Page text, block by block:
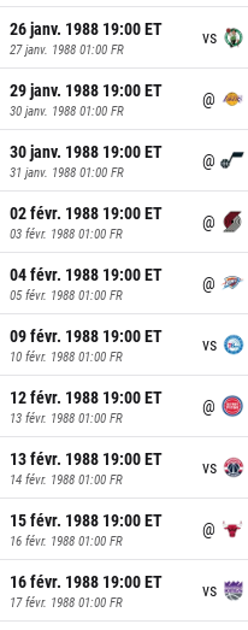
26 janv. 1988 19:00ET
27 janv. 1988 01:00 FR
vs
29 janv. 1988 19:00ET
30 janv. 1988 01:00 FR
@
30 janv. 1988 19:00ET
31 janv. 1988 01:00 FR
@
02 févr. 1988 19:00ET
03 févr. 1988 01:00 FR
@
04 févr. 1988 19:00ET
05 févr. 1988 01:00 FR
@
09 févr. 1988 19:00ET
10 févr. 1988 01:00 FR
vs
12 févr. 1988 19:00ET
13 févr. 1988 01:00 FR
@
13 févr. 1988 19:00ET
14 févr. 1988 01:00 FR
vs
15 févr. 1988 19:00ET
16 févr. 1988 01:00 FR
@
16 févr. 1988 19:00ET
17 févr. 1988 01:00 FR
vs